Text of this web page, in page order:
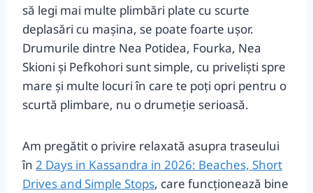
să legi mai multe plimbări plate cu scurte
deplasări cu mașina, se poate foarte ușor.
Drumurile dintre Nea Potidea, Fourka, Nea
Skioni și Pefkohori sunt simple, cu priveliști spre
mare și multe locuri în care te poți opri pentru o
scurtă plimbare, nu o drumeție serioasă.
Am pregătit o privire relaxată asupra traseului
în 2 Days in Kassandra in 2026: Beaches, Short
Drives and Simple Stops, care funcționează bine